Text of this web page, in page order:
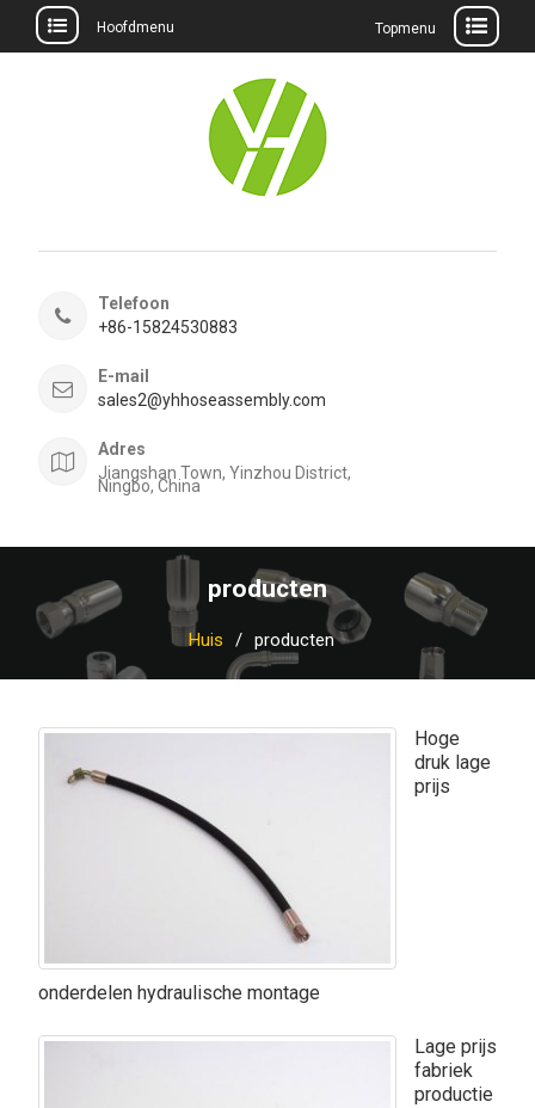
Hoofdmenu Topmenu
Telefoon
+86-15824530883
E-mail
sales2@yhhoseassembly.com
Adres
Jiangshan Town, Yinzhou District,
Ningbo, China
producten
Huis producten
Hoge
druk lage
prijs
onderdelen hydraulische montage
Lage prijs
fabriek
productie